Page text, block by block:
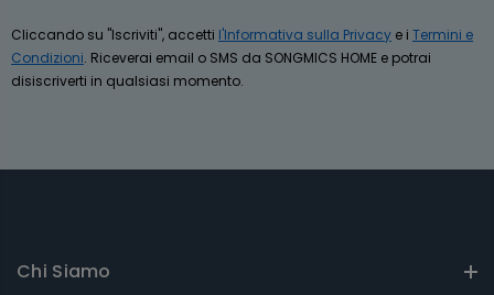
Cliccando su "Iscriviti", accetti l'Informativa sulla Privacy e i Termini e
Condizioni. Riceverai email o SMS da SONGMICS HOME e potrai
disiscriverti in qualsiasi momento.
Chi Siamo